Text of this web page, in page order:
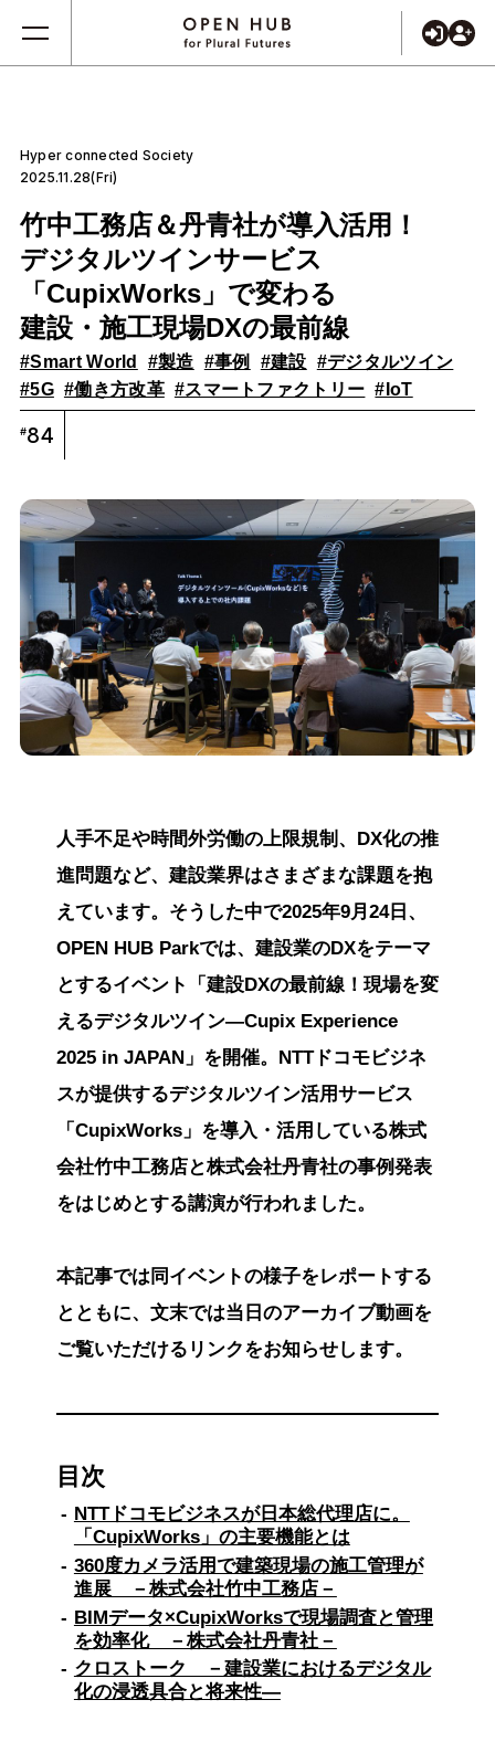
Hyper connected Society
2025.11.28(Fri)
竹中工務店＆丹青社が導入活用！
デジタルツインサービス
「CupixWorks」で変わる
建設・施工現場DXの最前線
#Smart World #製造 #事例 #建設 #デジタルツイン
#5G #働き方改革 #スマートファクトリー #IoT
#84
人手不足や時間外労働の上限規制、DX化の推
進問題など、建設業界はさまざまな課題を抱
えています。そうした中で2025年9月24日、
OPEN HUB Parkでは、建設業のDXをテーマ
とするイベント「建設DXの最前線！現場を変
えるデジタルツイン―Cupix Experience
2025 in JAPAN」を開催。NTTドコモビジネ
スが提供するデジタルツイン活用サービス
「CupixWorks」を導入・活用している株式
会社竹中工務店と株式会社丹青社の事例発表
をはじめとする講演が行われました。
本記事では同イベントの様子をレポートする
とともに、文末では当日のアーカイブ動画を
ご覧いただけるリンクをお知らせします。
目次
NTTドコモビジネスが日本総代理店に。
「CupixWorks」の主要機能とは
360度カメラ活用で建築現場の施工管理が
進展 －株式会社竹中工務店－
BIMデータ×CupixWorksで現場調査と管理
を効率化 －株式会社丹青社－
クロストーク －建設業におけるデジタル
化の浸透具合と将来性―